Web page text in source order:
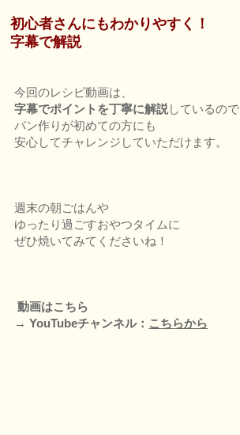
初心者さんにもわかりやすく！
字幕で解説
今回のレシピ動画は、
字幕でポイントを丁寧に解説しているので
パン作りが初めての方にも
安心してチャレンジしていただけます。
週末の朝ごはんや
ゆったり過ごすおやつタイムに
ぜひ焼いてみてくださいね！
動画はこちら
→ YouTubeチャンネル： こちらから